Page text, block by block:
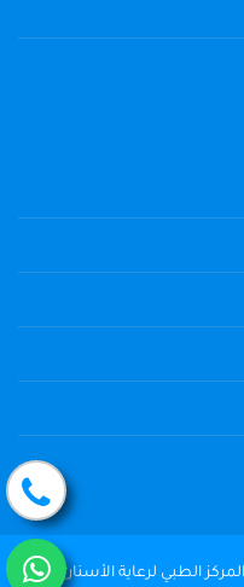
جميع الحقوق محفوظة © 2004 - 2026 المركز الطبي لرعاية الأسنان The